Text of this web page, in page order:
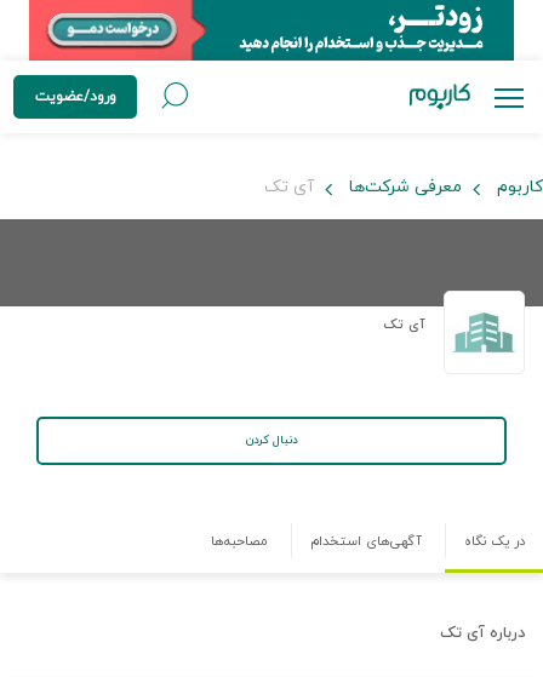
ورود/عضویت
کاربوم معرفی شرکت‌ها آی تک
آی تک
دنبال کردن
در یک نگاه آگهی‌های استخدام مصاحبه‌ها
درباره آی تک